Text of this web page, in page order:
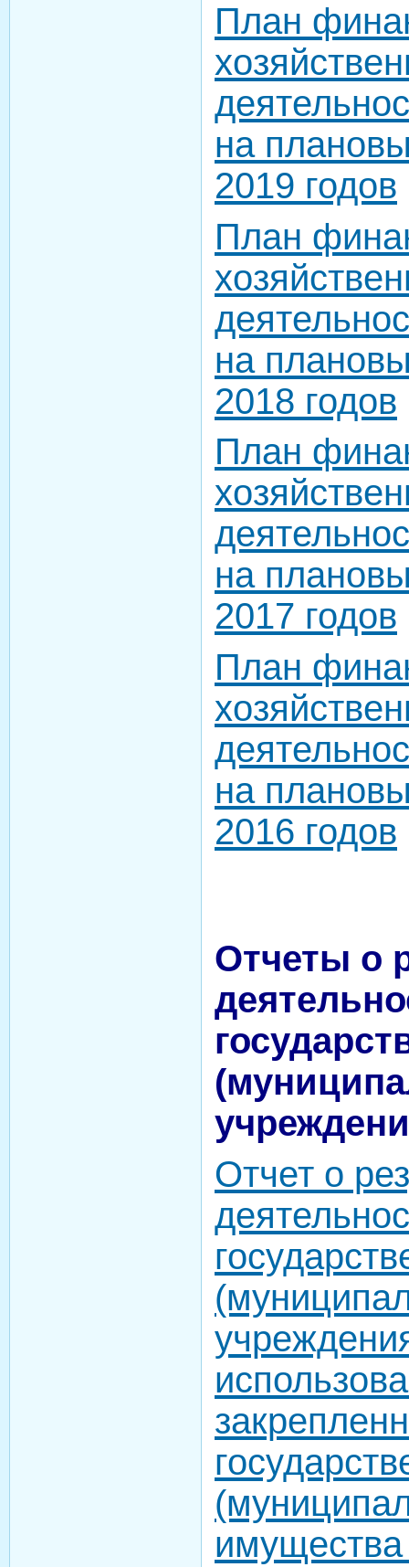
План
на
2019 годов
План
на
2018 годов
План
на
2017 годов
План
на
2016 годов
Отчеты о
Отчет о
имущества